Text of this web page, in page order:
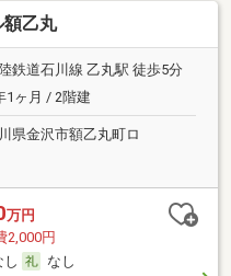
額乙丸
鉄道石川線 乙丸駅 徒歩5分
1ヶ月 / 2階建
県金沢市額乙丸町ロ
万円
2,000円
し
なし